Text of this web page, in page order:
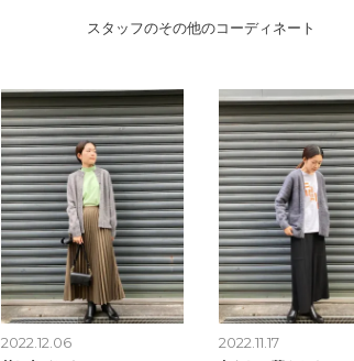
スタッフのその他のコーディネート
2022.12.06 2022.11.17